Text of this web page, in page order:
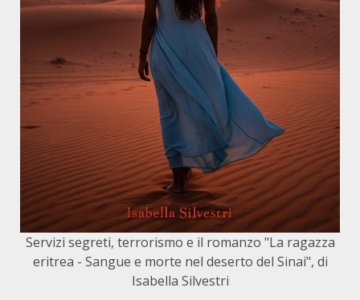
Servizi segreti, terrorismo e il romanzo "La ragazza
eritrea - Sangue e morte nel deserto del Sinai", di
Isabella Silvestri